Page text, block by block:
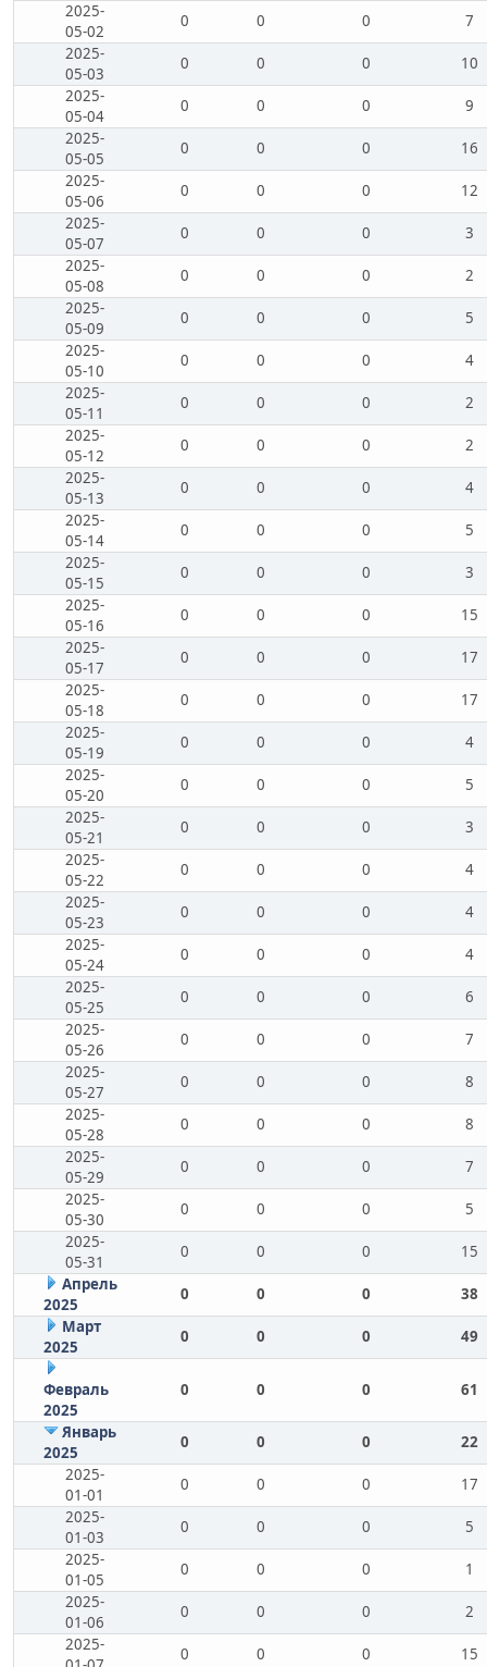
2025-
05-02
0 0 0
7
2025-
05-03
0 0 0
10
2025-
05-04
0 0 0
9
2025-
05-05
0 0 0
16
2025-
05-06
0 0 0
12
2025-
05-07
0 0 0
3
2025-
05-08
0 0 0
2
2025-
05-09
0 0 0
5
2025-
05-10
0 0 0
4
2025-
05-11
0 0 0
2
2025-
05-12
0 0 0
2
2025-
05-13
0 0 0
4
2025-
05-14
0 0 0
5
2025-
05-15
0 0 0
3
2025-
05-16
0 0 0
15
2025-
05-17
0 0 0
17
2025-
05-18
0 0 0
17
2025-
05-19
0 0 0
4
2025-
05-20
0 0 0
5
2025-
05-21
0 0 0
3
2025-
05-22
0 0 0
4
2025-
05-23
0 0 0
4
2025-
05-24
0 0 0
4
2025-
05-25
0 0 0
6
2025-
05-26
0 0 0
7
2025-
05-27
0 0 0
8
2025-
05-28
0 0 0
8
2025-
05-29
0 0 0
7
2025-
05-30
0 0 0
5
2025-
05-31
0 0 0
15
Апрель
2025
0 0 0
38
Март
2025
0 0 0 49
Февраль
2025
0 0 0 61
Январь
2025
0 0 0
22
2025-
01-01
0 0 0
17
2025-
01-03
0 0 0
5
2025-
01-05
0 0 0
1
2025-
01-06
0 0 0
2
2025-
0 0 0 15